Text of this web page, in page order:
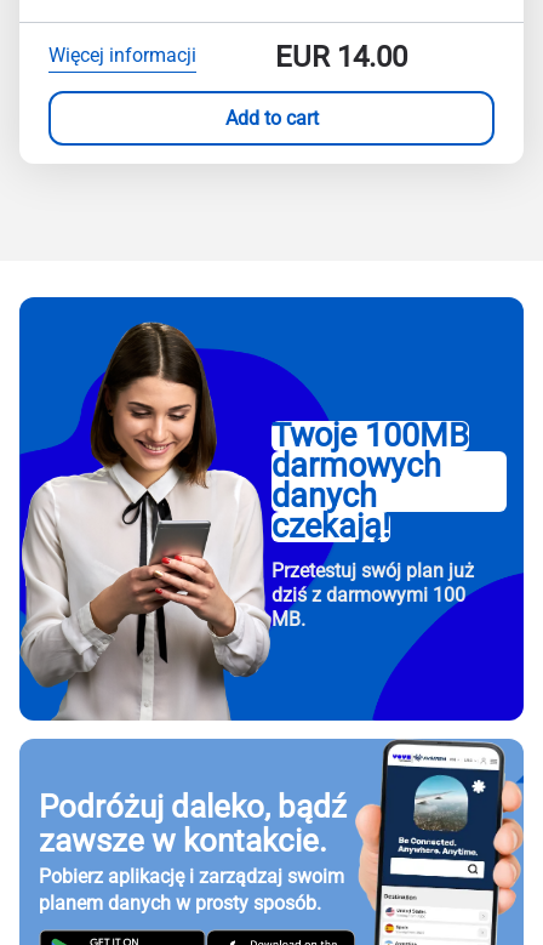
Więcej informacji EUR14.00
Add to cart
Twoje 100MB
darmowych
danych
czekają!
Przetestuj swój plan już
dziś z darmowymi 100
MB.
Podróżuj daleko, bądź
zawsze w kontakcie.
Pobierz aplikację i zarządzaj swoim
planem danych w prosty sposób.